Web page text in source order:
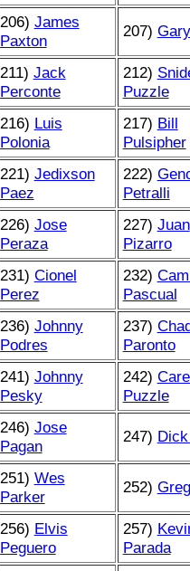
206) James
Paxton
207)
211) Jack
Perconte
212)
Puzzle
216) Luis
Polonia
217) Bill
Pulsipher
221) Jedixson
Paez
222)
Petralli
226) Jose
Peraza
227) Juan
Pizarro
231) Cionel
Perez
232)
Pascual
236) Johnny
Podres
237)
Paronto
241) Johnny
Pesky
242)
Puzzle
246) Jose
Pagan
247)
251) Wes
Parker
252)
256) Elvis
Peguero
257)
Parada